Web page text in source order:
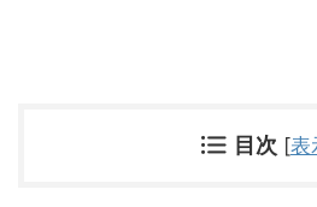
目次 [表